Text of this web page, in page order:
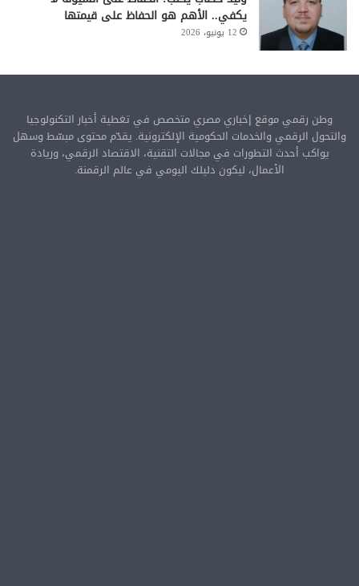
يكفي.. الأهم هو الحفاظ على قيمتها
12 يونيو، 2026
وطن رقمي موقع إخباري مصري متخصص في تغطية أخبار التكنولوجيا
والتحول الرقمي والخدمات الحكومية الإلكترونية. يقدّم محتوى مبسّط وسهل
يواكب أحدث التطورات في مجالات التقنية، الاقتصاد الرقمي، وريادة
الأعمال، ليكون دليلك اليومي في عالم الرقمنة.